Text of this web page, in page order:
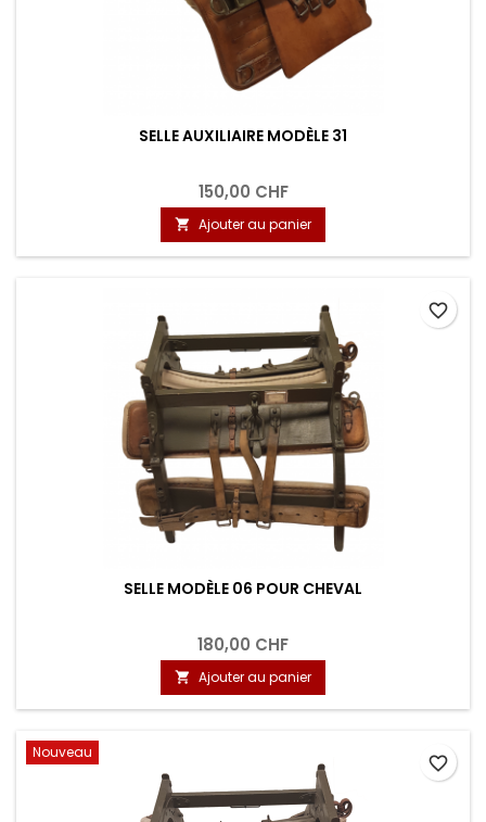
SELLE AUXILIAIRE MODÈLE 31
150,00 CHF
 Ajouter au panier
SELLE MODÈLE 06 POUR CHEVAL
180,00 CHF
 Ajouter au panier
favorite_border
Nouveau
favorite_border